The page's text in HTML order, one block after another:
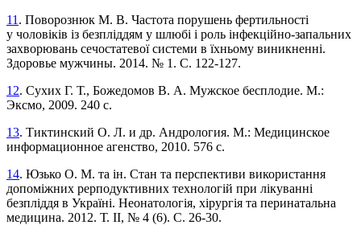
11 . Поворознюк М. В. Частота порушень фертильності
у чоловіків із безпліддям у шлюбі і роль інфекційно-запальних
захворювань сечостатевої системи в їхньому виникненні.
Здоровье мужчины. 2014. № 1. С. 122-127.
12. Сухих Г. Т., Божедомов В. А. Мужское бесплодие. М.:
Эксмо, 2009. 240 с.
13. Тиктинский О. Л. и др. Андрология. М.: Медицинское
информационное агенство, 2010. 576 с.
14. Юзько О. М. та ін. Стан та перспективи використання
допоміжних рерподуктивних технологій при лікуванні
безпліддя в Україні. Неонатологія, хірургія та перинатальна
медицина. 2012. Т. II, № 4 (6). С. 26-30.